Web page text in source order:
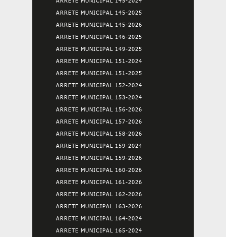
ARRETE MUNICIPAL 145-2025
ARRETE MUNICIPAL 145-2026
ARRETE MUNICIPAL 146-2025
ARRETE MUNICIPAL 149-2025
ARRETE MUNICIPAL 151-2024
ARRETE MUNICIPAL 151-2025
ARRETE MUNICIPAL 152-2024
ARRETE MUNICIPAL 153-2024
ARRETE MUNICIPAL 156-2026
ARRETE MUNICIPAL 157-2026
ARRETE MUNICIPAL 158-2026
ARRETE MUNICIPAL 159-2024
ARRETE MUNICIPAL 159-2026
ARRETE MUNICIPAL 160-2026
ARRETE MUNICIPAL 161-2026
ARRETE MUNICIPAL 162-2026
ARRETE MUNICIPAL 163-2026
ARRETE MUNICIPAL 164-2024
ARRETE MUNICIPAL 165-2024